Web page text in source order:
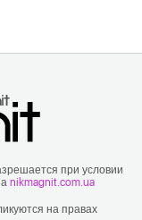
при условии
nikmagnit.com.ua
на правах